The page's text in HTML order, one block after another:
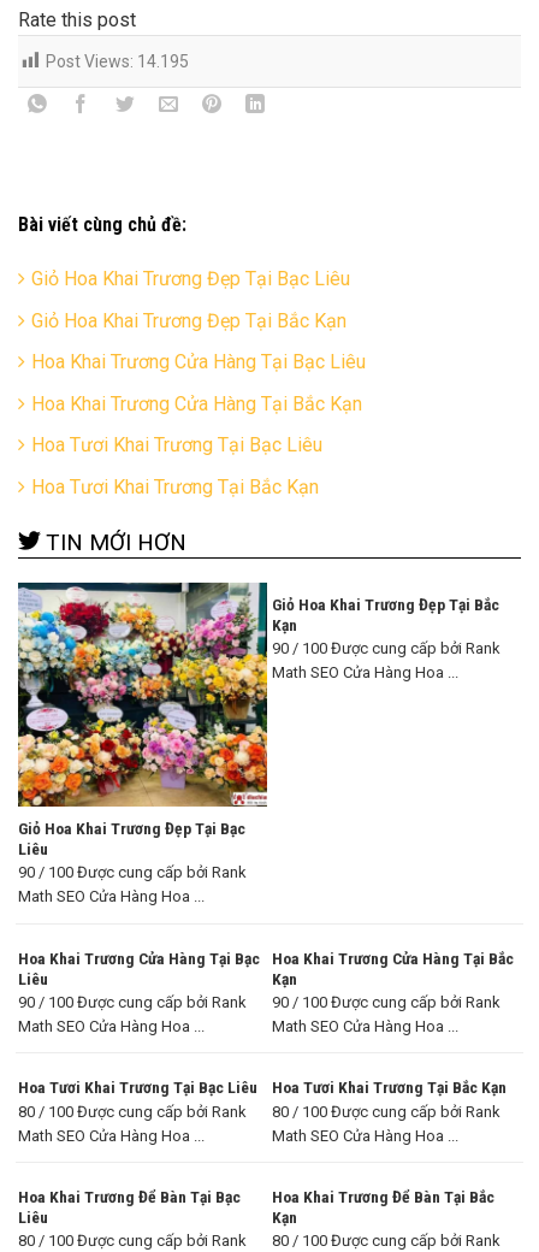
Rate this post
Post Views: 14.195
Bài viết cùng chủ đề:
Giỏ Hoa Khai Trương Đẹp Tại Bạc Liêu
Giỏ Hoa Khai Trương Đẹp Tại Bắc Kạn
Hoa Khai Trương Cửa Hàng Tại Bạc Liêu
Hoa Khai Trương Cửa Hàng Tại Bắc Kạn
Hoa Tươi Khai Trương Tại Bạc Liêu
Hoa Tươi Khai Trương Tại Bắc Kạn
TIN MỚI HƠN
Giỏ Hoa Khai Trương Đẹp Tại Bạc
Liêu
90 / 100 Được cung cấp bởi Rank
Math SEO Cửa Hàng Hoa ...
Giỏ Hoa Khai Trương Đẹp Tại Bắc
Kạn
90 / 100 Được cung cấp bởi Rank
Math SEO Cửa Hàng Hoa ...
Hoa Khai Trương Cửa Hàng Tại Bạc
Liêu
90 / 100 Được cung cấp bởi Rank
Math SEO Cửa Hàng Hoa ...
Hoa Khai Trương Cửa Hàng Tại Bắc
Kạn
90 / 100 Được cung cấp bởi Rank
Math SEO Cửa Hàng Hoa ...
Hoa Tươi Khai Trương Tại Bạc Liêu
80 / 100 Được cung cấp bởi Rank
Math SEO Cửa Hàng Hoa ...
Hoa Tươi Khai Trương Tại Bắc Kạn
80 / 100 Được cung cấp bởi Rank
Math SEO Cửa Hàng Hoa ...
Hoa Khai Trương Để Bàn Tại Bạc
Liêu
80 / 100 Được cung cấp bởi Rank
Hoa Khai Trương Để Bàn Tại Bắc
Kạn
80 / 100 Được cung cấp bởi Rank